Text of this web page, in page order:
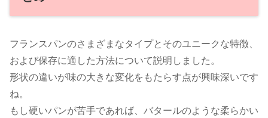
フランスパンのさまざまなタイプとそのユニークな特徴、
および保存に適した方法について説明しました。
形状の違いが味の大きな変化をもたらす点が興味深いです
ね。
もし硬いパンが苦手であれば、バタールのような柔らかい